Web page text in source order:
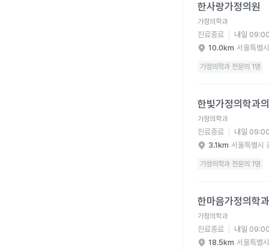
한사랑가정의원
가정의학과
진료종료
내일
10.0km 서울특별
가정의학과 전문의 1명
한빛가정의학과
가정의학과
진료종료
내일
3.1km 서울특별시
가정의학과 전문의 1명
한마음가정의학
가정의학과
진료종료
내일
18.5km 서울특별